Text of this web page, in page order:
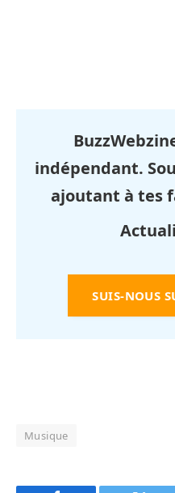
indépendant.
ajoutant à tes
SUIS-NOUS
Musique